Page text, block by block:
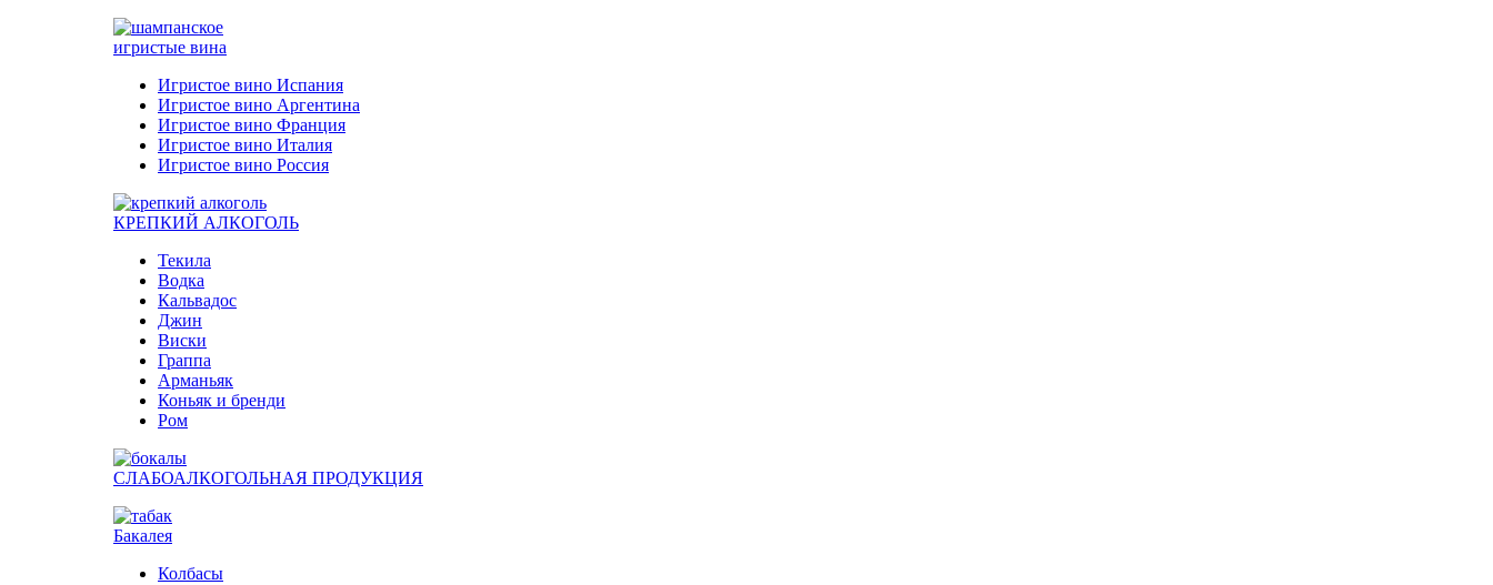
игристые вина
Игристое вино Испания
Игристое вино Аргентина
Игристое вино Франция
Игристое вино Италия
Игристое вино Россия
КРЕПКИЙ АЛКОГОЛЬ
Текила
Водка
Кальвадос
Джин
Виски
Граппа
Арманьяк
Коньяк и бренди
Ром
СЛАБОАЛКОГОЛЬНАЯ ПРОДУКЦИЯ
Бакалея
Колбасы